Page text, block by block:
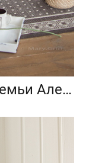
Студийная фотосессия семьи Александра и Марии